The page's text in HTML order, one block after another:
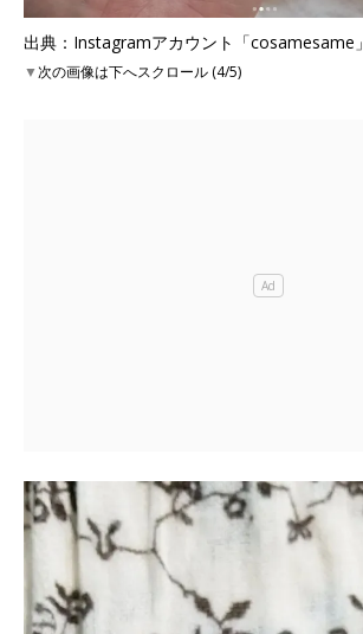
出典：Instagramアカウント「cosamesame」
▼次の画像は下へスクロール (4/5)